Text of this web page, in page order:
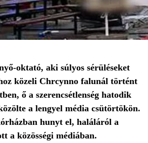
oktató, aki súlyos sérüléseket
közeli Chrcynno falunál történt
ő a szerencsétlenség hatodik
a lengyel média csütörtökön.
hunyt el, haláláról a
a közösségi médiában.